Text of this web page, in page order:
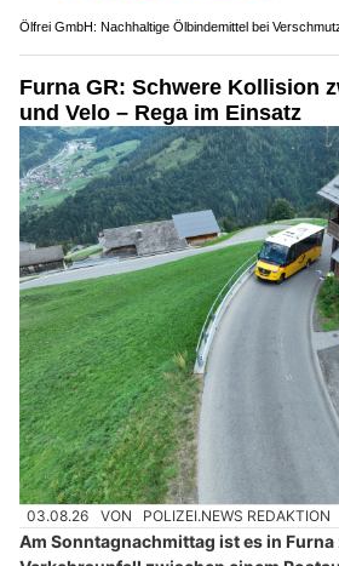
Ölfrei GmbH: Nachhaltige Ölbindemittel bei
Furna GR: Schwere Kollision
und Velo – Rega im Einsatz
03.08.26 VON POLIZEI.NEWS REDAKTION
Am Sonntagnachmittag ist es in Furna